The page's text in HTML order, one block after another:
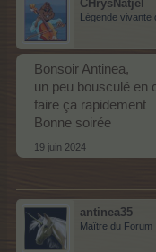
CHrysNatjel
Légende vivante
Bonsoir Antinea,
un peu bousculé en
faire ça rapidement
Bonne soirée
19 juin 2024
antinea35
Maître du Forum